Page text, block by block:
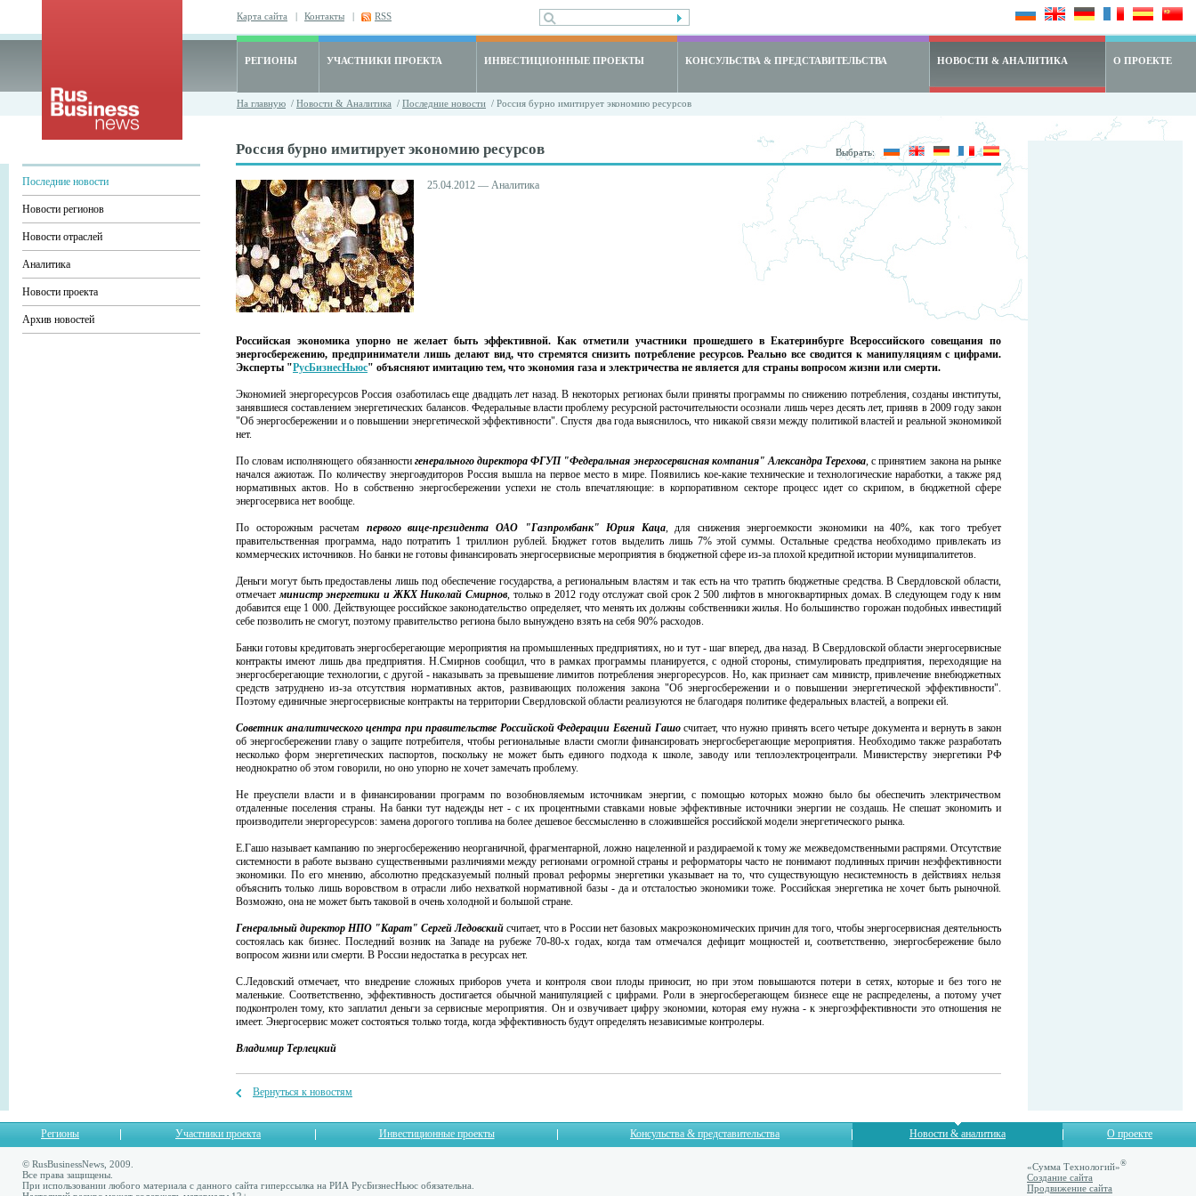
Карта сайта | Контакты | RSS
РЕГИОНЫ УЧАСТНИКИ ПРОЕКТА ИНВЕСТИЦИОННЫЕ ПРОЕКТЫ КОНСУЛЬСТВА & ПРЕДСТАВИТЕЛЬСТВА НОВОСТИ & АНАЛИТИКА О ПРОЕКТЕ
На главную / Новости & Аналитика / Последние новости / Россия бурно имитирует экономию ресурсов
Выбрать:
Последние новости
Новости регионов
Новости отраслей
Аналитика
Новости проекта
Архив новостей
Россия бурно имитирует экономию ресурсов
25.04.2012 — Аналитика
Российская экономика упорно не желает быть эффективной. Как отметили участники прошедшего в Екатеринбурге Всероссийского совещания по
энергосбережению, предприниматели лишь делают вид, что стремятся снизить потребление ресурсов. Реально все сводится к манипуляциям с цифрами.
Эксперты "РусБизнесНьюс" объясняют имитацию тем, что экономия газа и электричества не является для страны вопросом жизни или смерти.
Экономией энергоресурсов Россия озаботилась еще двадцать лет назад. В некоторых регионах были приняты программы по снижению потребления, созданы институты,
занявшиеся составлением энергетических балансов. Федеральные власти проблему ресурсной расточительности осознали лишь через десять лет, приняв в 2009 году закон
"Об энергосбережении и о повышении энергетической эффективности". Спустя два года выяснилось, что никакой связи между политикой властей и реальной экономикой
нет.
По словам исполняющего обязанности генерального директора ФГУП "Федеральная энергосервисная компания" Александра Терехова, с принятием закона на рынке
начался ажиотаж. По количеству энергоаудиторов Россия вышла на первое место в мире. Появились кое-какие технические и технологические наработки, а также ряд
нормативных актов. Но в собственно энергосбережении успехи не столь впечатляющие: в корпоративном секторе процесс идет со скрипом, в бюджетной сфере
энергосервиса нет вообще.
По осторожным расчетам первого вице-президента ОАО "Газпромбанк" Юрия Каца, для снижения энергоемкости экономики на 40%, как того требует
правительственная программа, надо потратить 1 триллион рублей. Бюджет готов выделить лишь 7% этой суммы. Остальные средства необходимо привлекать из
коммерческих источников. Но банки не готовы финансировать энергосервисные мероприятия в бюджетной сфере из-за плохой кредитной истории муниципалитетов.
Деньги могут быть предоставлены лишь под обеспечение государства, а региональным властям и так есть на что тратить бюджетные средства. В Свердловской области,
отмечаетминистр энергетики и ЖКХ Николай Смирнов, только в 2012 году отслужат свой срок 2 500 лифтов в многоквартирных домах. В следующем году к ним
добавится еще 1 000. Действующее российское законодательство определяет, что менять их должны собственники жилья. Но большинство горожан подобных инвестиций
себе позволить не смогут, поэтому правительство региона было вынуждено взять на себя 90% расходов.
Банки готовы кредитовать энергосберегающие мероприятия на промышленных предприятиях, но и тут - шаг вперед, два назад. В Свердловской области энергосервисные
контракты имеют лишь два предприятия. Н.Смирнов сообщил, что в рамках программы планируется, с одной стороны, стимулировать предприятия, переходящие на
энергосберегающие технологии, с другой - наказывать за превышение лимитов потребления энергоресурсов. Но, как признает сам министр, привлечение внебюджетных
средств затруднено из-за отсутствия нормативных актов, развивающих положения закона "Об энергосбережении и о повышении энергетической эффективности".
Поэтому единичные энергосервисные контракты на территории Свердловской области реализуются не благодаря политике федеральных властей, а вопреки ей.
Советник аналитического центра при правительстве Российской Федерации Евгений Гашосчитает, что нужно принять всего четыре документа и вернуть в закон
об энергосбережении главу о защите потребителя, чтобы региональные власти смогли финансировать энергосберегающие мероприятия. Необходимо также разработать
несколько форм энергетических паспортов, поскольку не может быть единого подхода к школе, заводу или теплоэлектроцентрали. Министерству энергетики РФ
неоднократно об этом говорили, но оно упорно не хочет замечать проблему.
Не преуспели власти и в финансировании программ по возобновляемым источникам энергии, с помощью которых можно было бы обеспечить электричеством
отдаленные поселения страны. На банки тут надежды нет - с их процентными ставками новые эффективные источники энергии не создашь. Не спешат экономить и
производители энергоресурсов: замена дорогого топлива на более дешевое бессмысленно в сложившейся российской модели энергетического рынка.
Е.Гашо называет кампанию по энергосбережению неорганичной, фрагментарной, ложно нацеленной и раздираемой к тому же межведомственными распрями. Отсутствие
системности в работе вызвано существенными различиями между регионами огромной страны и реформаторы часто не понимают подлинных причин неэффективности
экономики. По его мнению, абсолютно предсказуемый полный провал реформы энергетики указывает на то, что существующую несистемность в действиях нельзя
объяснить только лишь воровством в отрасли либо нехваткой нормативной базы - да и отсталостью экономики тоже. Российская энергетика не хочет быть рыночной.
Возможно, она не может быть таковой в очень холодной и большой стране.
Генеральный директор НПО "Карат" Сергей Ледовский считает, что в России нет базовых макроэкономических причин для того, чтобы энергосервисная деятельность
состоялась как бизнес. Последний возник на Западе на рубеже 70-80-х годах, когда там отмечался дефицит мощностей и, соответственно, энергосбережение было
вопросом жизни или смерти. В России недостатка в ресурсах нет.
С.Ледовский отмечает, что внедрение сложных приборов учета и контроля свои плоды приносит, но при этом повышаются потери в сетях, которые и без того не
маленькие. Соответственно, эффективность достигается обычной манипуляцией с цифрами. Роли в энергосберегающем бизнесе еще не распределены, а потому учет
подконтролен тому, кто заплатил деньги за сервисные мероприятия. Он и озвучивает цифру экономии, которая ему нужна - к энергоэффективности это отношения не
имеет. Энергосервис может состояться только тогда, когда эффективность будут определять независимые контролеры.
Владимир Терлецкий
Вернуться к новостям
Регионы Участники проекта Инвестиционные проекты Консульства & представительства Новости & аналитика О проекте
© RusBusinessNews, 2009.
Все права защищены.
При использовании любого материала с данного сайта гиперссылка на РИА РусБизнесНьюс обязательна.
«Сумма Технологий»®
Создание сайта
Продвижение сайта